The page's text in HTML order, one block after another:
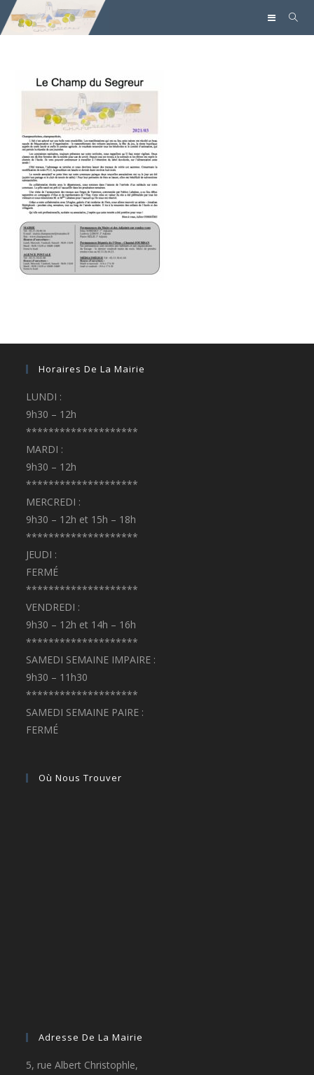
Horaires De La Mairie
LUNDI :
9h30 – 12h
********************
MARDI :
9h30 – 12h
********************
MERCREDI :
9h30 – 12h et 15h – 18h
********************
JEUDI :
FERMÉ
********************
VENDREDI :
9h30 – 12h et 14h – 16h
********************
SAMEDI SEMAINE IMPAIRE :
9h30 – 11h30
********************
SAMEDI SEMAINE PAIRE :
FERMÉ
Où Nous Trouver
Adresse De La Mairie
5, rue Albert Christophle,